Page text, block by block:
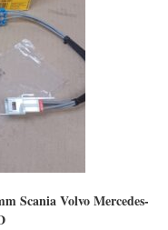
Scania Volvo Mercedes-